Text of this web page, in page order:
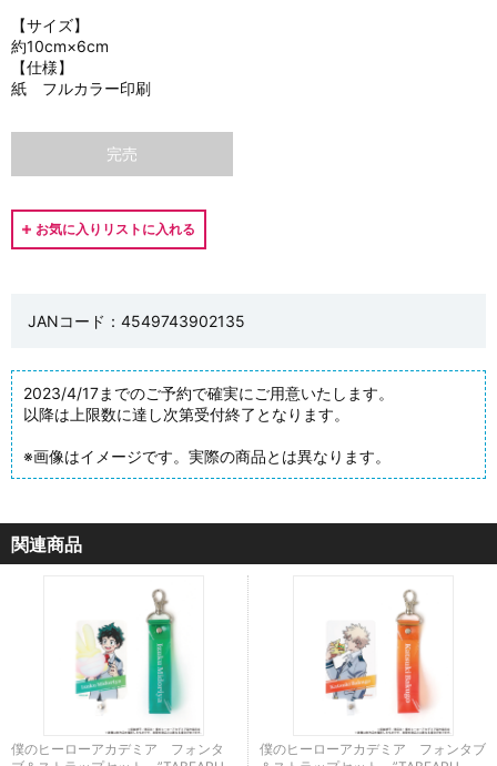
【サイズ】
約10cm×6cm
【仕様】
紙 フルカラー印刷
完売
JANコード：4549743902135
2023/4/17までのご予約で確実にご用意いたします。
以降は上限数に達し次第受付終了となります。
※画像はイメージです。実際の商品とは異なります。
関連商品
僕のヒーローアカデミア フォンタ
僕のヒーローアカデミア フォンタブ